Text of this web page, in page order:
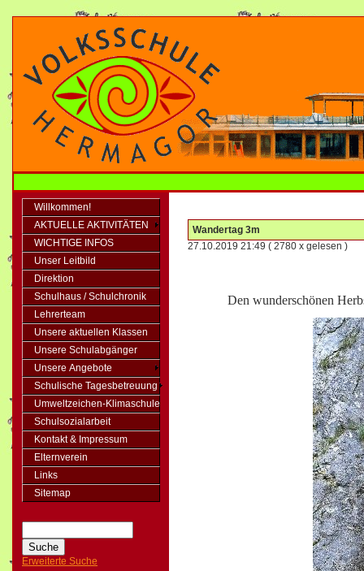
Willkommen!
AKTUELLE AKTIVITÄTEN
WICHTIGE INFOS
Unser Leitbild
Direktion
Schulhaus / Schulchronik
Lehrerteam
Unsere aktuellen Klassen
Unsere Schulabgänger
Unsere Angebote
Schulische Tagesbetreuung
Umweltzeichen-Klimaschule
Schulsozialarbeit
Kontakt & Impressum
Elternverein
Links
Sitemap
Erweiterte Suche
Wandertag 3m
27.10.2019 21:49 ( 2780 x gelesen )
Den wunderschönen